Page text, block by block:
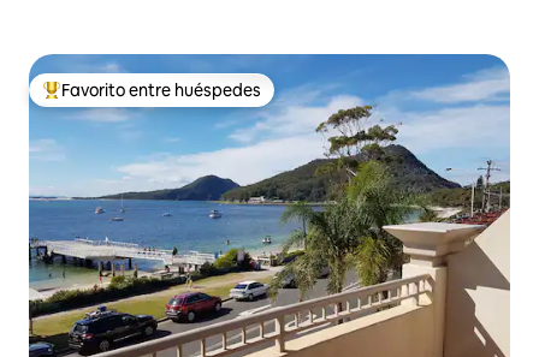
De los mejores en Favorito entre huéspedes
Favorito entre huéspedes